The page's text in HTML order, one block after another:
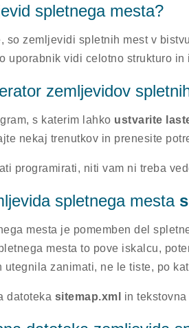
spletnega mesta?
so zemljevidi spletnih mest v
uporabnik vidi celotno strukturo
zemljevidov
s katerim lahko ustvarite
nekaj trenutkov in prenesite
programirati, niti vam ni treba
spletnega mesta
mesta je pomemben del
mesta to pove iskalcu,
utegnila zanimati, ne le tiste, po
datoteka sitemap.xml in